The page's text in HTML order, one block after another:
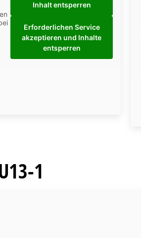
Inhalt entsperren
Erforderlichen Service
akzeptieren und Inhalte
entsperren
1